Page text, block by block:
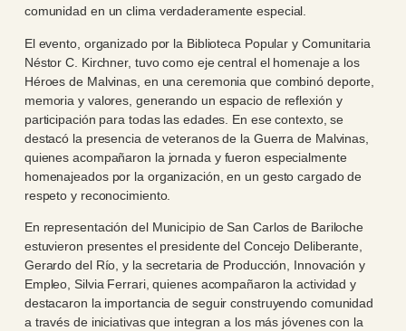
comunidad en un clima verdaderamente especial.
El evento, organizado por la Biblioteca Popular y Comunitaria
Néstor C. Kirchner, tuvo como eje central el homenaje a los
Héroes de Malvinas, en una ceremonia que combinó deporte,
memoria y valores, generando un espacio de reflexión y
participación para todas las edades. En ese contexto, se
destacó la presencia de veteranos de la Guerra de Malvinas,
quienes acompañaron la jornada y fueron especialmente
homenajeados por la organización, en un gesto cargado de
respeto y reconocimiento.
En representación del Municipio de San Carlos de Bariloche
estuvieron presentes el presidente del Concejo Deliberante,
Gerardo del Río, y la secretaria de Producción, Innovación y
Empleo, Silvia Ferrari, quienes acompañaron la actividad y
destacaron la importancia de seguir construyendo comunidad
a través de iniciativas que integran a los más jóvenes con la